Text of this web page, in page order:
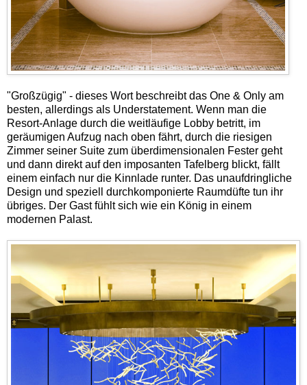
"Großzügig" - dieses Wort beschreibt das One & Only am
besten, allerdings als Understatement. Wenn man die
Resort-Anlage durch die weitläufige Lobby betritt, im
geräumigen Aufzug nach oben fährt, durch die riesigen
Zimmer seiner Suite zum überdimensionalen Fester geht
und dann direkt auf den imposanten Tafelberg blickt, fällt
einem einfach nur die Kinnlade runter. Das unaufdringliche
Design und speziell durchkomponierte Raumdüfte tun ihr
übriges. Der Gast fühlt sich wie ein König in einem
modernen Palast.